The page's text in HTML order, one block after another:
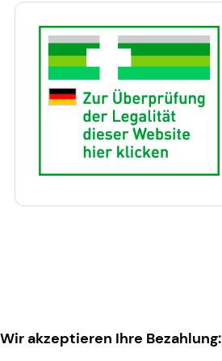
Wir akzeptieren Ihre Bezahlung: